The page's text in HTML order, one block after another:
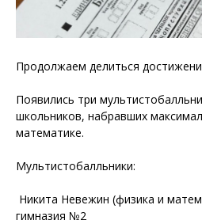
Продолжаем делиться
Появились три
школьников, набравших
математике.
Мультистобалльники:
Никита Невежин (физика и
гимназия №2